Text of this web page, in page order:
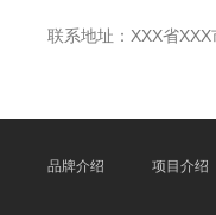
联系地址：XXX省
品牌介绍 项目介绍